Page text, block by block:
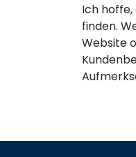
Ich hoffe,
finden.
Website